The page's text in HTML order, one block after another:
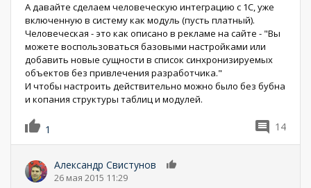
А давайте сделаем человеческую интеграцию с 1С, уже
включенную в систему как модуль (пусть платный).
Человеческая - это как описано в рекламе на сайте - "Вы
можете воспользоваться базовыми настройками или
добавить новые сущности в список синхронизируемых
объектов без привлечения разработчика."
И чтобы настроить действительно можно было без бубна
и копания структуры таблиц и модулей.
1 14
Александр Свистунов
26 мая 2015 11:29